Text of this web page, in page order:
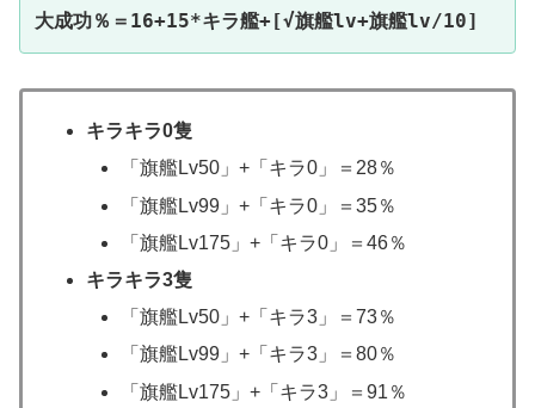
大成功％＝16+15*キラ艦+[√旗艦lv+旗艦lv/10]
キラキラ0隻
「旗艦Lv50」+「キラ0」＝28％
「旗艦Lv99」+「キラ0」＝35％
「旗艦Lv175」+「キラ0」＝46％
キラキラ3隻
「旗艦Lv50」+「キラ3」＝73％
「旗艦Lv99」+「キラ3」＝80％
「旗艦Lv175」+「キラ3」＝91％